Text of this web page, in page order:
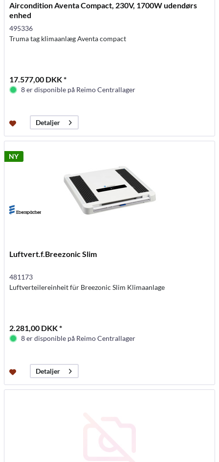
Aircondition Aventa Compact, 230V, 1700W udendørs
enhed
495336
Truma tag klimaanlæg Aventa compact
17.577,00 DKK *
8 er disponible på Reimo Centrallager
Detaljer
NY
Luftvert.f.Breezonic Slim
481173
Luftverteilereinheit für Breezonic Slim Klimaanlage
2.281,00 DKK *
8 er disponible på Reimo Centrallager
Detaljer